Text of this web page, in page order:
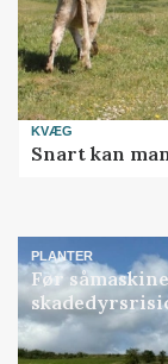
KVÆG
Snart kan
PLANTER
Før